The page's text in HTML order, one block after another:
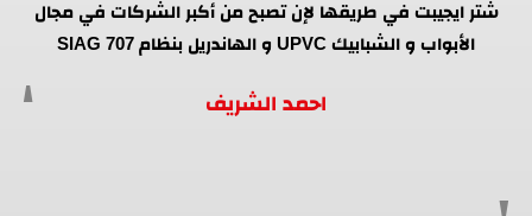
شتر ايجيبت في طريقها لإن تصبح من أكبر الشركات في مجال
الأبواب و الشبابيك UPVC و الهاندريل بنظام SIAG 707
احمد الشريف